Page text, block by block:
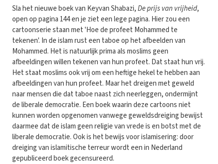
Sla het nieuwe boek van Keyvan Shabazi,De prijs van vrijheid,
open op pagina 144 en je ziet een lege pagina. Hier zou een
cartoonserie staan met 'Hoe de profeet Mohammed te
tekenen'. In de islam rust een taboe op het afbeelden van
Mohammed. Het is natuurlijk prima als moslims geen
afbeeldingen willen tekenen van hun profeet. Dat staat hun vrij.
Het staat moslims ook vrij om een heftige hekel te hebben aan
afbeeldingen van hun profeet. Maar het dreigen met geweld
naar mensen die dat taboe naast zich neerleggen, ondermijnt
de liberale democratie. Een boek waarin deze cartoons niet
kunnen worden opgenomen vanwege geweldsdreiging bewijst
daarmee dat de islam geen religie van vrede is en botst met de
liberale democratie. Ook is het bewijs voor islamisering: door
dreiging van islamitische terreur wordt een in Nederland
gepubliceerd boek gecensureerd.